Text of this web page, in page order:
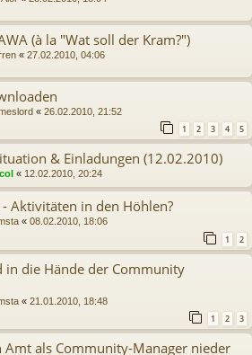
(à la "Wat soll der Kram?")
« 27.02.2010, 04:06
« 26.02.2010, 21:52
1 2 3 4 5
& Einladungen (12.02.2010)
« 12.02.2010, 20:24
Aktivitäten in den Höhlen?
« 08.02.2010, 18:06
1 2
die Hände der Community
« 21.01.2010, 18:48
1 2 3
Amt als Community-Manager nieder